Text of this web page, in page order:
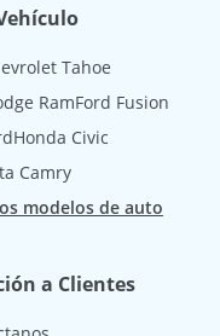
Tahoe
RamFord Fusion
Honda Civic
Camry
modelos de auto
a Clientes